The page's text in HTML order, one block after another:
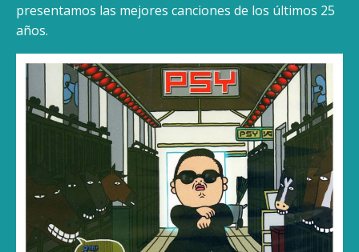
presentamos las mejores canciones de los últimos 25
años.